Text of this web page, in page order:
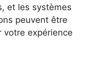
et les systèmes
peuvent être
votre expérience